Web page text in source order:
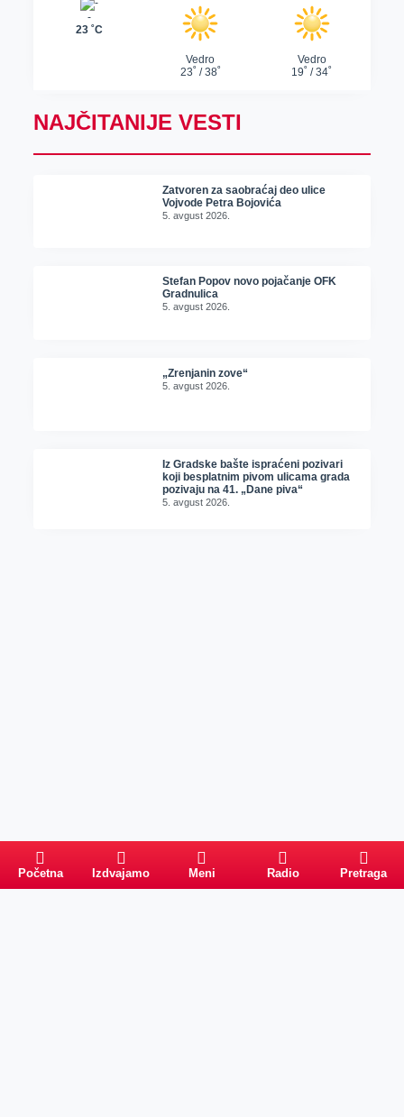
NAJČITANIJE VESTI
Zatvoren za saobraćaj deo ulice
Vojvode Petra Bojovića
5. avgust 2026.
Stefan Popov novo pojačanje OFK
Gradnulica
5. avgust 2026.
„Zrenjanin zove“
5. avgust 2026.
Iz Gradske bašte ispraćeni pozivari
koji besplatnim pivom ulicama grada
pozivaju na 41. „Dane piva“
5. avgust 2026.
Početna Izdvajamo Meni Radio Pretraga